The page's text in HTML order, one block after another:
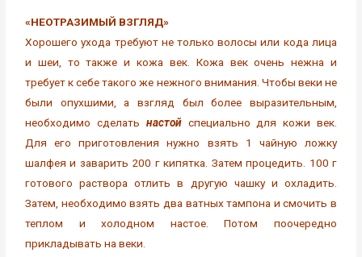
«НЕОТРАЗИМЫЙ ВЗГЛЯД»
Хорошего ухода требуют не только волосы или кода лица
и шеи, то также и кожа век. Кожа век очень нежна и
требует к себе такого же нежного внимания. Чтобы веки не
были опухшими, а взгляд был более выразительным,
необходимо сделать настой специально для кожи век.
Для его приготовления нужно взять 1 чайную ложку
шалфея и заварить 200 г кипятка. Затем процедить. 100 г
готового раствора отлить в другую чашку и охладить.
Затем, необходимо взять два ватных тампона и смочить в
теплом и холодном настое. Потом поочередно
прикладывать на веки.